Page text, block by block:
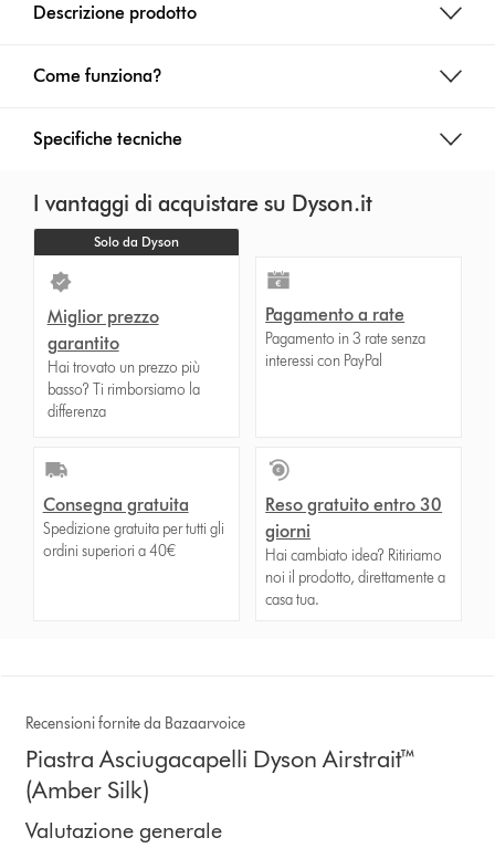
Descrizione prodotto
Come funziona?
Specifiche tecniche
I vantaggi di acquistare su Dyson.it
Solo da Dyson
Miglior prezzo
garantito
Hai trovato un prezzo più
basso? Ti rimborsiamo la
differenza
Pagamento a rate
Pagamento in 3 rate senza
interessi con PayPal
Consegna gratuita
Spedizione gratuita per tutti gli
ordini superiori a 40€
Reso gratuito entro 30
giorni
Hai cambiato idea? Ritiriamo
noi il prodotto, direttamente a
casa tua.
Recensioni fornite da Bazaarvoice
Piastra Asciugacapelli Dyson Airstrait™
(Amber Silk)
Valutazione generale